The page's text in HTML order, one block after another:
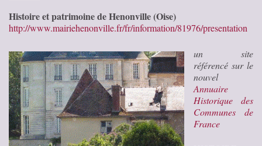
Histoire et patrimoine de Henonville (Oise)
http://www.mairiehenonville.fr/fr/information/81976/presentation
un site
référencé sur le
nouvel
Annuaire
Historique des
Communes de
France